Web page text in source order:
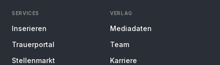
SERVICES
Inserieren
Trauerportal
Stellenmarkt
VERLAG
Mediadaten
Team
Karriere